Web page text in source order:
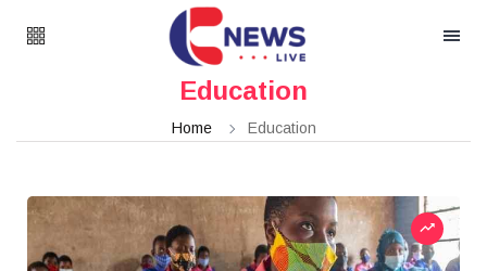
Education
Home Education